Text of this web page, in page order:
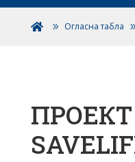
 Огласна табла
ПРОЕКТ